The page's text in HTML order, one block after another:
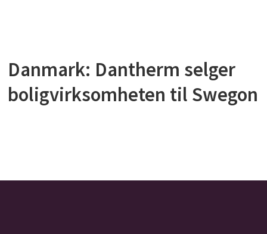
Danmark: Dantherm selger
boligvirksomheten til Swegon